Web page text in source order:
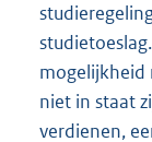
mogelijkheid
niet in staat
verdienen,